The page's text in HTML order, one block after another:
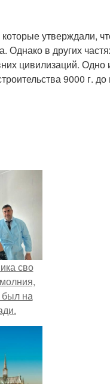
утверждали,
Однако в других
цивилизаций. Одно
9000 г. до
сво
был на